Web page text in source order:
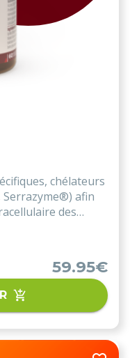
chélateurs
afin
des
59.95€